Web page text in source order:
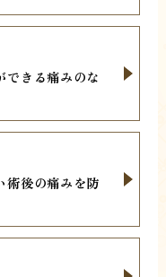
できる痛みのな
術後の痛みを防